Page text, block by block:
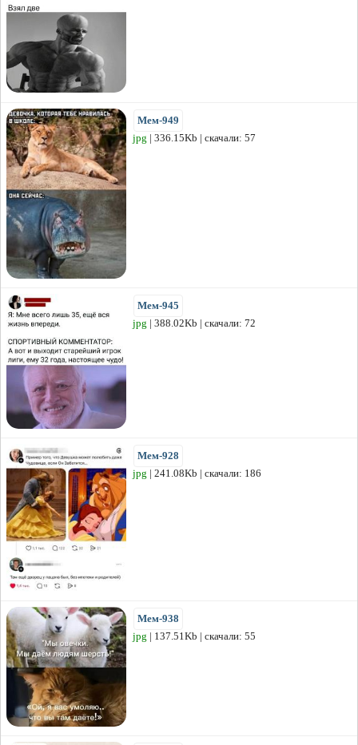
Мем-949
jpg | 336.15Kb | скачали: 57
Мем-945
jpg | 388.02Kb | скачали: 72
Мем-928
jpg | 241.08Kb | скачали: 186
Мем-938
jpg | 137.51Kb | скачали: 55